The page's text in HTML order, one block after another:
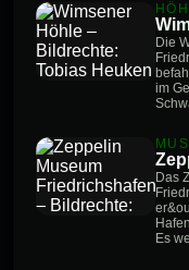
Die
im
Das
Es